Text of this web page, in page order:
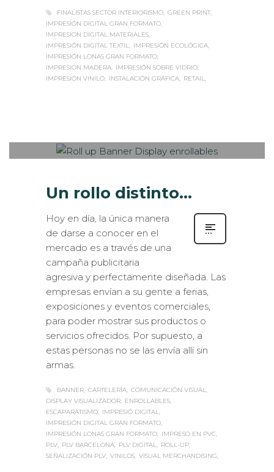
FINALISTAS SECTOR INTERIORISMO GREEN PRINT
IMPRESIÓN DIGITAL GRAN FORMATO
IMPRESION DIGITAL MATERIALES
IMPRESIÓN DIGITAL TEXTIL
IMPRESIÓN ECOLÓGICA
IMPRESIÓN LONAS GRAN FORMATO
IMPRESION MADERA
IMPRESIÓN SOBRE VIDRIO
IMPRESIÓN VINILO
INSTALACIÓN GRÁFICA RETAIL
Un rollo distinto…
Hoy en día, la única manera
de darse a conocer en el
mercado es a través de una
campaña publicitaria
agresiva y perfectamente diseñada. Las
empresas envían a su gente a ferias,
exposiciones y eventos comerciales,
para poder mostrar sus productos o
servicios ofrecidos. Por supuesto, a
estas personas no se las envía allí sin
armas.
BANNER CARTELERÍA COMUNICACIÓN VISUAL
DISPLAY VISUALIZADOR
ENROLLABLES
ESCAPARATISMO
IMPRESIÓ DIGITAL
IMPRESIÓN DIGITAL GRAN FORMATO
IMPRESIÓN LONAS GRAN FORMATO
IMPRESO EN PVC
PLV
PLV BARCELONA PLV DIGITAL
ROLL-UP
SEÑALIZACIÓN PLV VINILOS VISUAL MERCHANDISING